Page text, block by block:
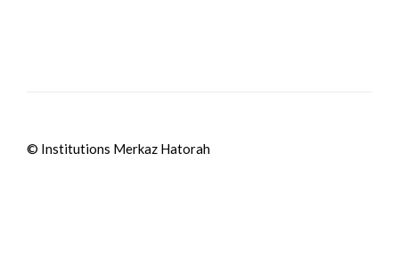
© Institutions Merkaz Hatorah